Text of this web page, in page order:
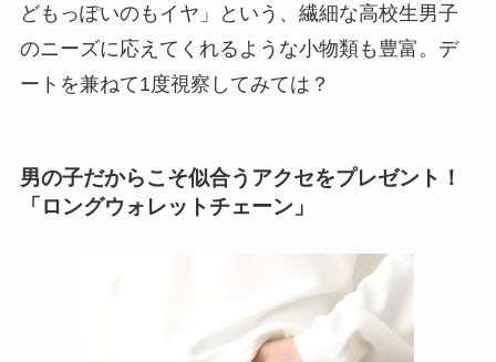
どもっぽいのもイヤ」という、繊細な高校生男子
のニーズに応えてくれるような小物類も豊富。デ
ートを兼ねて1度視察してみては？
男の子だからこそ似合うアクセをプレゼント！
「ロングウォレットチェーン」